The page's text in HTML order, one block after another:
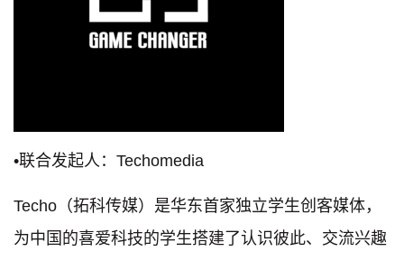
•联合发起人：Techomedia
Techo（拓科传媒）是华东首家独立学生创客媒体，
为中国的喜爱科技的学生搭建了认识彼此、交流兴趣